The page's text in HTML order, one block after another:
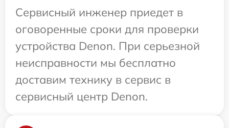
Сервисный инженер приедет в
оговоренные сроки для проверки
устройства Denon. При серьезной
неисправности мы бесплатно
доставим технику в сервис в
сервисный центр Denon.